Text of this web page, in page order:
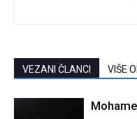
VEZANI ČLANCI VIŠE